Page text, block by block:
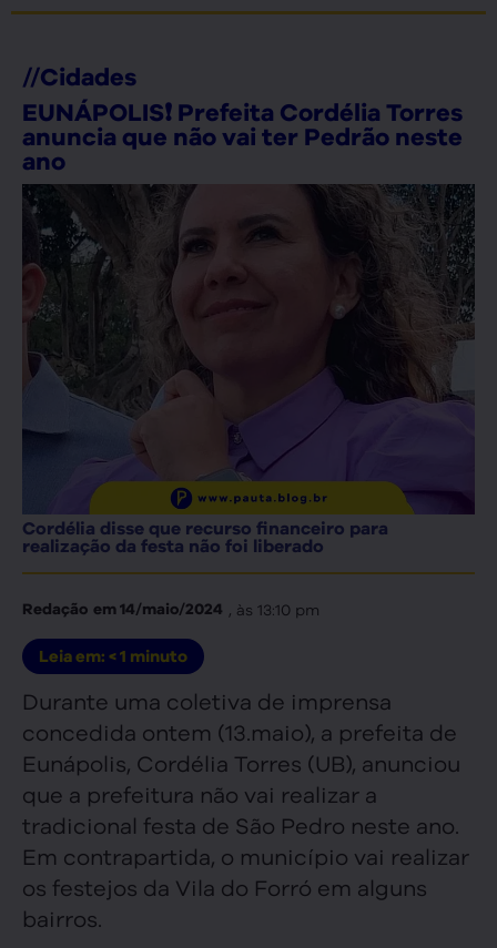
//Cidades
EUNÁPOLIS❗ Prefeita Cordélia Torres
anuncia que não vai ter Pedrão neste
ano
Cordélia disse que recurso financeiro para
realização da festa não foi liberado
Redação em14/maio/2024 , às 13:10 pm
Leia em: < 1 minuto
Durante uma coletiva de imprensa
concedida ontem (13.maio), a prefeita de
Eunápolis, Cordélia Torres (UB), anunciou
que a prefeitura não vai realizar a
tradicional festa de São Pedro neste ano.
Em contrapartida, o município vai realizar
os festejos da Vila do Forró em alguns
bairros.